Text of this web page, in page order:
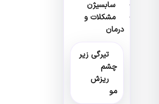
سابسیژن
مشکلات و
درمان
تیرگی زیر
چشم
ریزش
مو